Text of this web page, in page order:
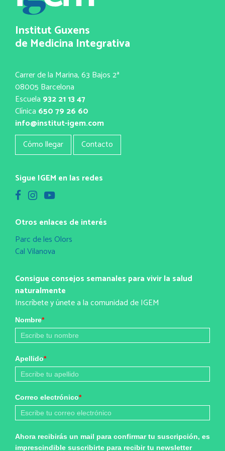
Institut Guxens
de Medicina Integrativa
Carrer de la Marina, 63 Bajos 2ª
08005 Barcelona
Escuela 932 21 13 47
Clínica 650 79 26 60
info@institut-igem.com
Cómo llegar
Contacto
Sigue IGEM en las redes
Otros enlaces de interés
Parc de les Olors
Cal Vilanova
Consigue consejos semanales para vivir la salud
naturalmente
Inscríbete y únete a la comunidad de IGEM
Nombre*
Apellido*
Correo electrónico*
Ahora recibirás un mail para confirmar tu suscripción, es
imprescindible suscribirte para recibir tu newsletter